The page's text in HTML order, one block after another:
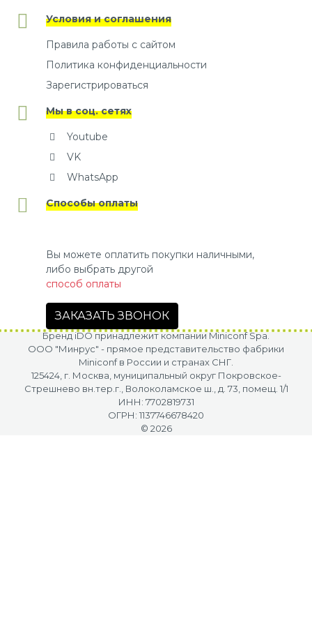
Условия и соглашения
Правила работы с сайтом
Политика конфиденциальности
Зарегистрироваться
Мы в соц. сетях
Youtube
VK
WhatsApp
Способы оплаты
Вы можете оплатить покупки наличными,
либо выбрать другой
способ оплаты
ЗАКАЗАТЬ ЗВОНОК
Бренд iDO принадлежит компании Miniconf Spa.
OOO "Минрус" - прямое представительство фабрики
Miniconf в России и странах СНГ.
125424, г. Москва, муниципальный округ Покровское-
Стрешнево вн.тер.г., Волоколамское ш., д. 73, помещ. 1/1
ИНН: 7702819731
ОГРН: 1137746678420
© 2026